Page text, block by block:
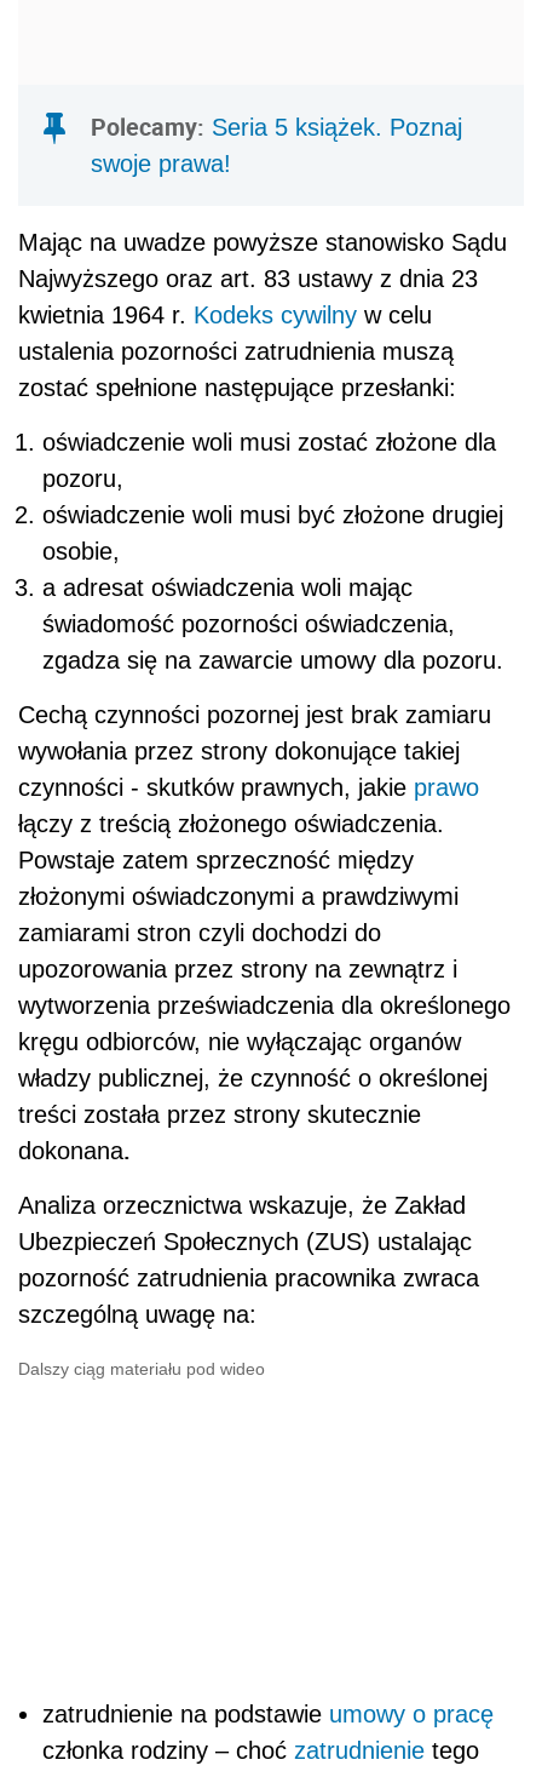
Polecamy: Seria 5 książek. Poznaj
swoje prawa!
Mając na uwadze powyższe stanowisko Sądu
Najwyższego oraz art. 83 ustawy z dnia 23
kwietnia 1964 r. Kodeks cywilny w celu
ustalenia pozorności zatrudnienia muszą
zostać spełnione następujące przesłanki:
oświadczenie woli musi zostać złożone dla
pozoru,
oświadczenie woli musi być złożone drugiej
osobie,
a adresat oświadczenia woli mając
świadomość pozorności oświadczenia,
zgadza się na zawarcie umowy dla pozoru.
Cechą czynności pozornej jest brak zamiaru
wywołania przez strony dokonujące takiej
czynności - skutków prawnych, jakie prawo
łączy z treścią złożonego oświadczenia.
Powstaje zatem sprzeczność między
złożonymi oświadczonymi a prawdziwymi
zamiarami stron czyli dochodzi do
upozorowania przez strony na zewnątrz i
wytworzenia przeświadczenia dla określonego
kręgu odbiorców, nie wyłączając organów
władzy publicznej, że czynność o określonej
treści została przez strony skutecznie
dokonana.
Analiza orzecznictwa wskazuje, że Zakład
Ubezpieczeń Społecznych (ZUS) ustalając
pozorność zatrudnienia pracownika zwraca
szczególną uwagę na:
Dalszy ciąg materiału pod wideo
zatrudnienie na podstawie umowy o pracę
członka rodziny – choć zatrudnienie tego